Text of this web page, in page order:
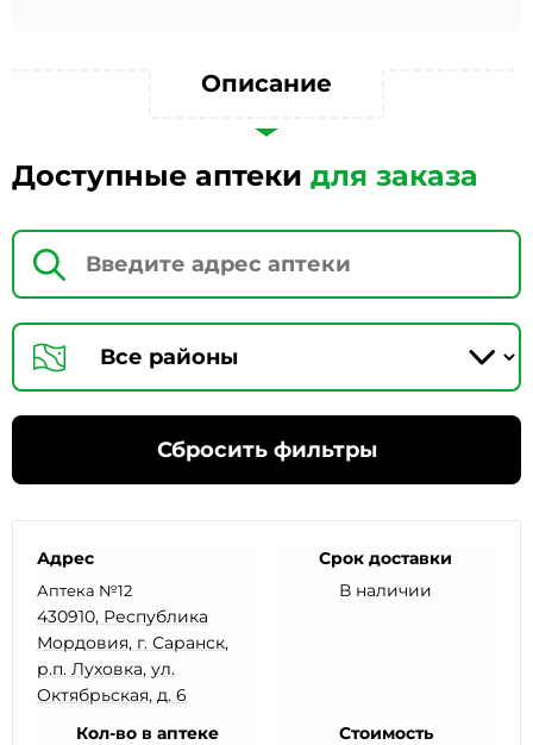
Описание
Доступные аптеки для заказа
Сбросить фильтры
Адрес
Аптека №12
430910, Республика
Мордовия, г. Саранск,
р.п. Луховка, ул.
Октябрьская, д. 6
Срок доставки
В наличии
Кол-во в аптеке
Стоимость